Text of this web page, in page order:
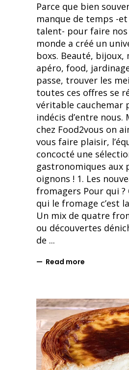
Parce que bien
manque de temps -
talent- pour faire nos
monde a créé un
boxs. Beauté, bijoux,
apéro, food,
passe, trouver les
toutes ces offres se
véritable cauchemar
indécis d’entre nous.
chez Food2vous on
vous faire plaisir,
concocté une
gastronomiques aux
oignons ! 1. Les
fromagers Pour qui ?
qui le fromage c’est
Un mix de quatre
ou découvertes
de
Read more